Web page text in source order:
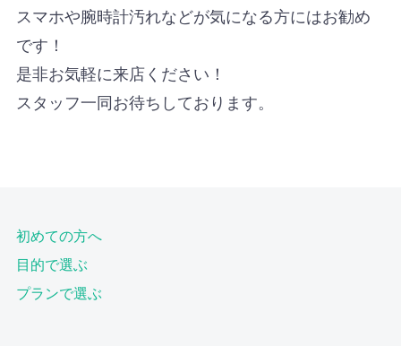
スマホや腕時計汚れなどが気になる方にはお勧め
です！
是非お気軽に来店ください！
スタッフ一同お待ちしております。
初めての方へ
目的で選ぶ
プランで選ぶ